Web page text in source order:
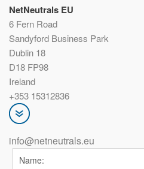
NetNeutrals EU
6 Fern Road
Sandyford Business Park
Dublin 18
D18 FP98
Ireland
+353 15312836
info@netneutrals.eu